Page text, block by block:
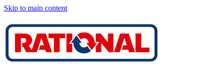
Skip to main content